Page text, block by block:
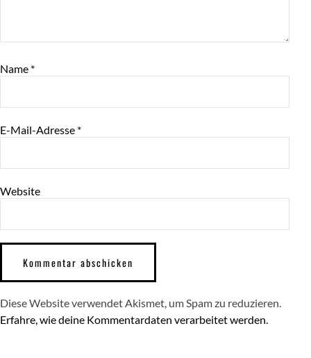
Name *
E-Mail-Adresse *
Website
Diese Website verwendet Akismet, um Spam zu reduzieren.
Erfahre, wie deine Kommentardaten verarbeitet werden.